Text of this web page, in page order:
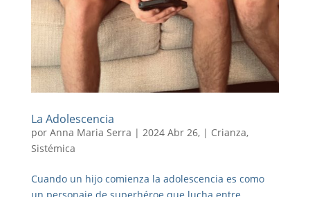
La Adolescencia
por Anna Maria Serra | 2024 Abr 26,| Crianza,
Sistémica
Cuando un hijo comienza la adolescencia es como